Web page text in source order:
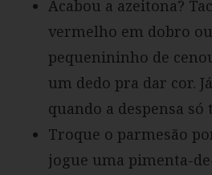
Acabou a azeitona?
vermelho em dobro
pequenininho de
um dedo pra dar cor.
quando a despensa só
Troque o parmesão
jogue uma pimenta-